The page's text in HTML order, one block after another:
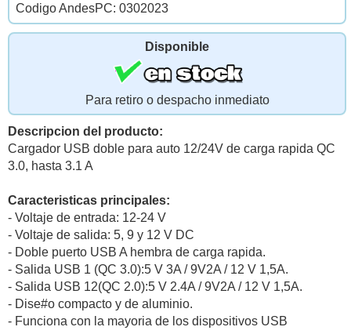
Codigo AndesPC: 0302023
Disponible
Para retiro o despacho inmediato
Descripcion del producto:
Cargador USB doble para auto 12/24V de carga rapida QC
3.0, hasta 3.1 A
Caracteristicas principales:
- Voltaje de entrada: 12-24 V
- Voltaje de salida: 5, 9 y 12 V DC
- Doble puerto USB A hembra de carga rapida.
- Salida USB 1 (QC 3.0):5 V 3A / 9V2A / 12 V 1,5A.
- Salida USB 12(QC 2.0):5 V 2.4A / 9V2A / 12 V 1,5A.
- Dise#o compacto y de aluminio.
- Funciona con la mayoria de los dispositivos USB